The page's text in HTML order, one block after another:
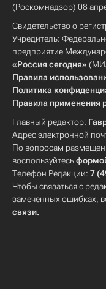
(Роскомнадзор) 08
Свидетельство о
Учредитель:
предприятие
«Россия сегодня»
Правила
Политика
Правила применения
Главный редактор:
Адрес электронной
По вопросам
воспользуйтесь
Телефон Редакции: 7
Чтобы связаться с
замеченных ошибках,
связи.